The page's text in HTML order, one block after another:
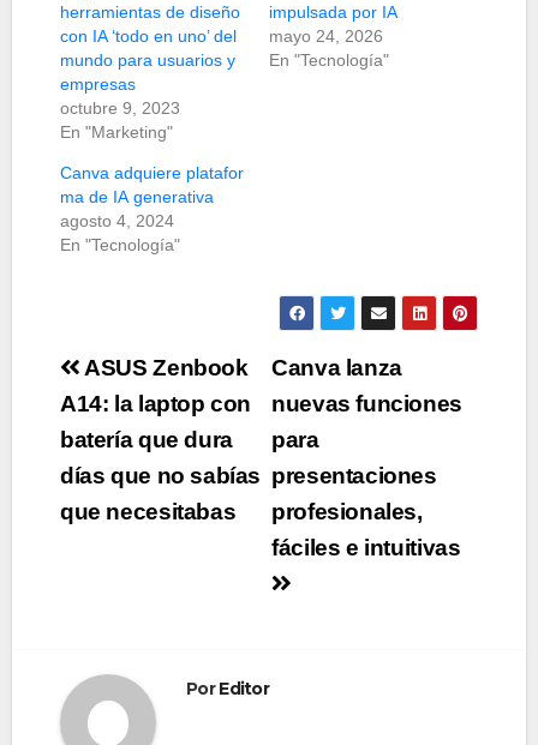
herramientas de diseño
con IA ‘todo en uno’ del
mundo para usuarios y
empresas
octubre 9, 2023
En "Marketing"
impulsada por IA
mayo 24, 2026
En "Tecnología"
Canva adquiere platafor
ma de IA generativa
agosto 4, 2024
En "Tecnología"
Navegación
de
entradas
Canva lanza
nuevas funciones
para
presentaciones
profesionales,
fáciles e intuitivas
ASUS Zenbook
A14: la laptop con
batería que dura
días que no sabías
que necesitabas
PorEditor